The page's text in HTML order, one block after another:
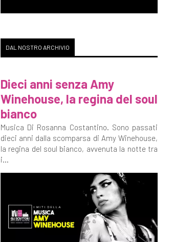
DAL NOSTRO ARCHIVIO
Dieci anni senza Amy
Winehouse, la regina del soul
bianco
Musica Di Rosanna Costantino. Sono passati
dieci anni dalla scomparsa di Amy Winehouse,
la regina del soul bianco, avvenuta la notte tra
i...